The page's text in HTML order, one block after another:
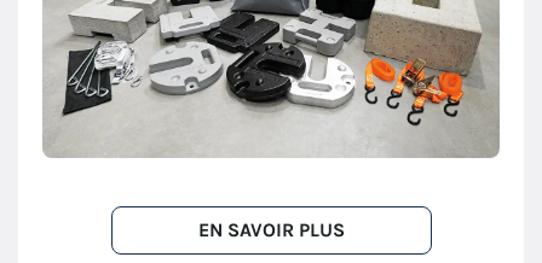
EN SAVOIR PLUS